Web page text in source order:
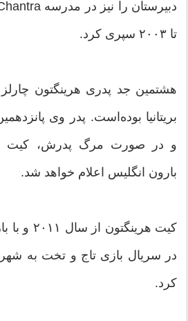
تا ۲۰۰۳ سپری کرد.
هشتمین جد پدری هرینگتون چارلز
بریتانیا بوده‌است. پدر وی
و در صورت مرگ پدرش، کیت
بارون انگلیس اعلام خواهد شد.
کیت
در سریال بازی تاج و تخت به
کرد.